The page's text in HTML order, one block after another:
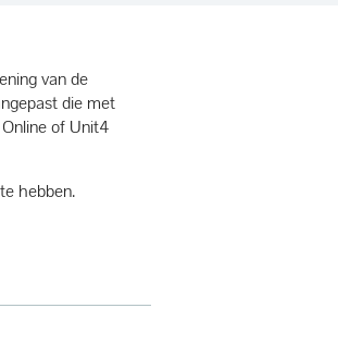
van de
die met
of Unit4
hebben.